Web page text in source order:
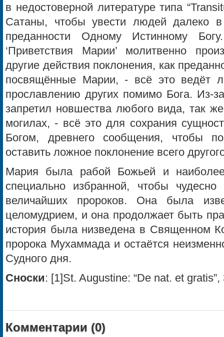
в недостоверной литературе типа
Сатаны, чтобы увести людей далеко
преданности Одному Истинному
‘Приветствия Марии’ молитвенно
другие действия поклонения, как
посвящённые Марии, - всё это ведёт
прославлению других помимо Бога. Из-
запретил новшества любого вида, так
могилах, - всё это для сохрания
Богом, древнего сообщения, чтобы
оставить ложное поклонение всего
Мария была рабой Божьей и
специально избранной, чтобы
величайших пророков. Она была
целомудрием, и она продолжает быть
история была низведена в Священном
пророка Мухаммада и остаётся
Судного дня.
Сноски: [1]St. Augustine: “De nat. et gratis”,
Комментарии (0)